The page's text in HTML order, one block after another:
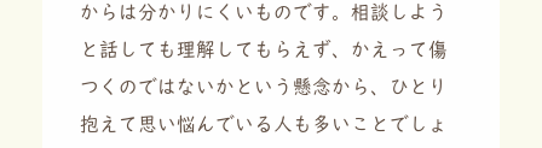
からは分かりにくいものです。相談しよう
と話しても理解してもらえず、かえって傷
つくのではないかという懸念から、ひとり
抱えて思い悩んでいる人も多いことでしょ